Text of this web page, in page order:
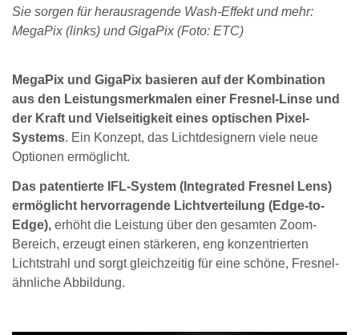
Sie sorgen für herausragende Wash-Effekt und mehr:
MegaPix (links) und GigaPix (Foto: ETC)
MegaPix und GigaPix basieren auf der Kombination
aus den Leistungsmerkmalen einer Fresnel-Linse und
der Kraft und Vielseitigkeit eines optischen Pixel-
Systems. Ein Konzept, das Lichtdesignern viele neue
Optionen ermöglicht.
Das patentierte IFL-System (Integrated Fresnel Lens)
ermöglicht hervorragende Lichtverteilung (Edge-to-
Edge), erhöht die Leistung über den gesamten Zoom-
Bereich, erzeugt einen stärkeren, eng konzentrierten
Lichtstrahl und sorgt gleichzeitig für eine schöne, Fresnel-
ähnliche Abbildung.